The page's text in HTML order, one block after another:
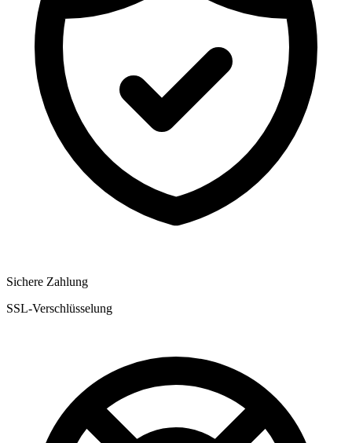
Sichere Zahlung
SSL-Verschlüsselung